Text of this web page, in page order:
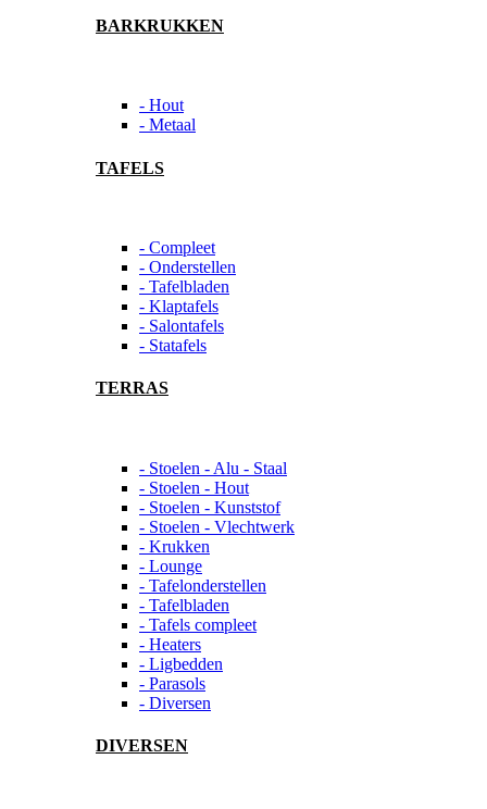
BARKRUKKEN
- Hout
- Metaal
TAFELS
- Compleet
- Onderstellen
- Tafelbladen
- Klaptafels
- Salontafels
- Statafels
TERRAS
- Stoelen - Alu - Staal
- Stoelen - Hout
- Stoelen - Kunststof
- Stoelen - Vlechtwerk
- Krukken
- Lounge
- Tafelonderstellen
- Tafelbladen
- Tafels compleet
- Heaters
- Ligbedden
- Parasols
- Diversen
DIVERSEN